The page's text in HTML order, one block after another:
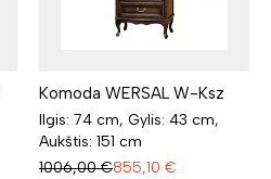
Komoda WERSAL W-Ksz
Ilgis: 74 cm, Gylis: 43 cm,
Aukštis: 151 cm
1006,00 €855,10 €